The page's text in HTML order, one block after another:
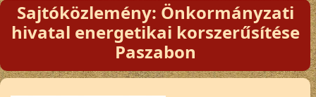
Sajtóközlemény: Önkormányzati
hivatal energetikai korszerűsítése
Paszabon